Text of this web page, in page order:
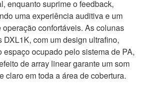
enquanto suprime o feedback,
uma experiência auditiva e um
operação confortáveis. As colunas
DXL1K, com um design ultrafino,
espaço ocupado pelo sistema de PA,
de array linear garante um som
claro em toda a área de cobertura.